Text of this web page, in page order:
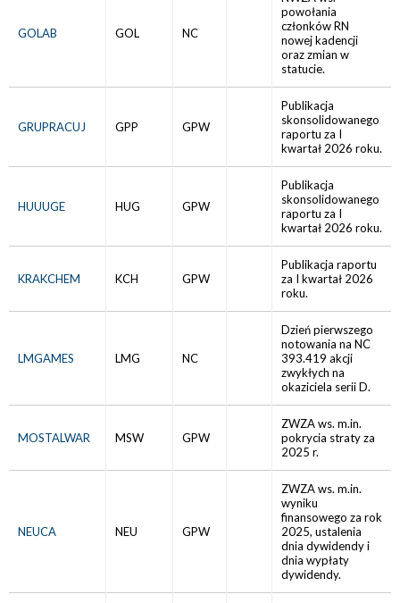
GOLAB GOL NC
powołania
członków RN
nowej kadencji
oraz zmian w
statucie.
GRUPRACUJ GPP GPW
Publikacja
skonsolidowanego
raportu za I
kwartał 2026 roku.
HUUUGE HUG GPW
Publikacja
skonsolidowanego
raportu za I
kwartał 2026 roku.
KRAKCHEM KCH GPW
Publikacja raportu
za I kwartał 2026
roku.
LMGAMES LMG NC
Dzień pierwszego
notowania na NC
393.419 akcji
zwykłych na
okaziciela serii D.
MOSTALWAR MSW GPW
ZWZA ws. m.in.
pokrycia straty za
2025 r.
NEUCA NEU GPW
ZWZA ws. m.in.
wyniku
finansowego za rok
2025, ustalenia
dnia dywidendy i
dnia wypłaty
dywidendy.